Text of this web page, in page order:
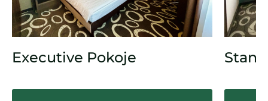
Executive Pokoje